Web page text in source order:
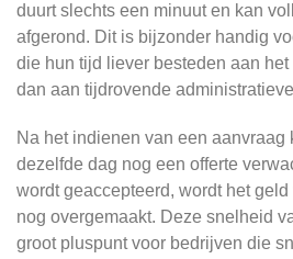
duurt slechts een minuut en kan
afgerond. Dit is bijzonder handig
die hun tijd liever besteden aan
dan aan tijdrovende
Na het indienen van een aanvraag
dezelfde dag nog een offerte
wordt geaccepteerd, wordt het
nog overgemaakt. Deze snelheid
groot pluspunt voor bedrijven die